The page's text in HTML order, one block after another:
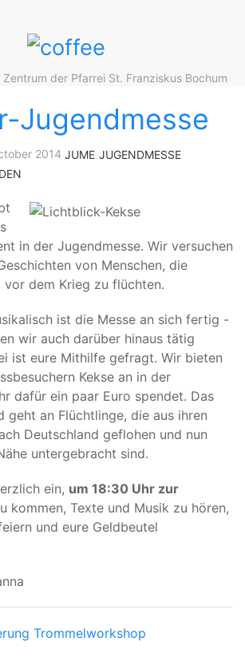
der Pfarrei St. Franziskus Bochum
Jugendmesse
2014 JUME JUGENDMESSE
in der Jugendmesse. Wir versuchen
von Menschen, die
vor dem Krieg zu flüchten.
ist die Messe an sich fertig -
wir auch darüber hinaus tätig
ist eure Mithilfe gefragt. Wir bieten
Kekse an in der
dafür ein paar Euro spendet. Das
geht an Flüchtlinge, die aus ihren
Deutschland geflohen und nun
untergebracht sind.
ein, um 18:30 Uhr zur
kommen, Texte und Musik zu hören,
und eure Geldbeutel
Trommelworkshop